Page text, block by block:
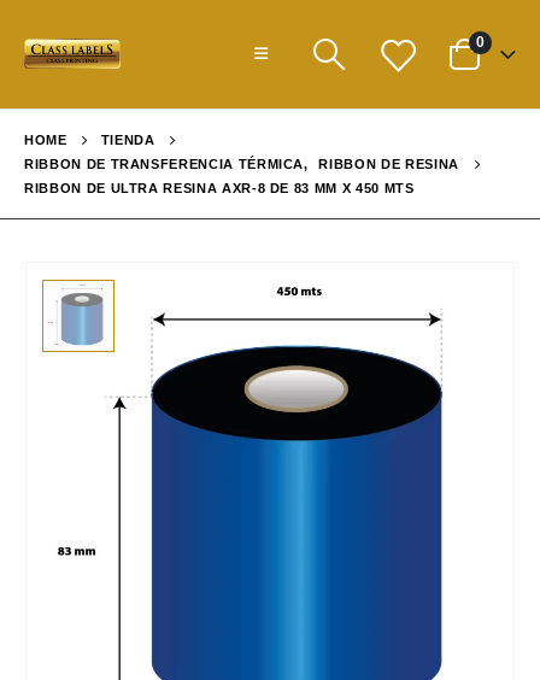
0
HOME
TIENDA
RIBBON DE TRANSFERENCIA TÉRMICA,
RIBBON DE RESINA
RIBBON DE ULTRA RESINA AXR-8 DE 83 MM X 450 MTS